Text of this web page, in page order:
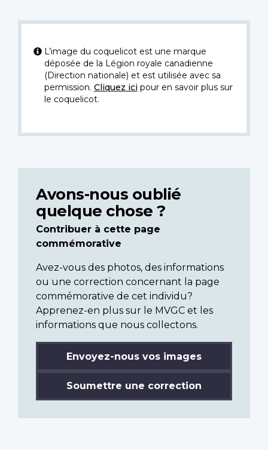
L’image du coquelicot est une marque
déposée de la Légion royale canadienne
(Direction nationale) et est utilisée avec sa
permission. Cliquez icipour en savoir plus sur
le coquelicot.
Avons-nous oublié
quelque chose ?
Contribuer à cette page
commémorative
Avez-vous des photos, des informations
ou une correction concernant la page
commémorative de cet individu?
Apprenez-en plus sur le MVGC et les
informations que nous collectons.
Envoyez-nous vos images
Soumettre une correction